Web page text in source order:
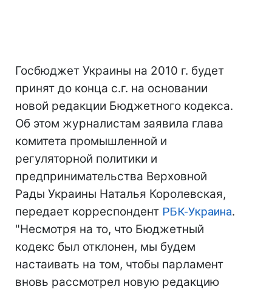
Госбюджет Украины на 2010 г. будет
принят до конца с.г. на основании
новой редакции Бюджетного кодекса.
Об этом журналистам заявила глава
комитета промышленной и
регуляторной политики и
предпринимательства Верховной
Рады Украины Наталья Королевская,
передает корреспондент РБК-Украина.
"Несмотря на то, что Бюджетный
кодекс был отклонен, мы будем
настаивать на том, чтобы парламент
вновь рассмотрел новую редакцию